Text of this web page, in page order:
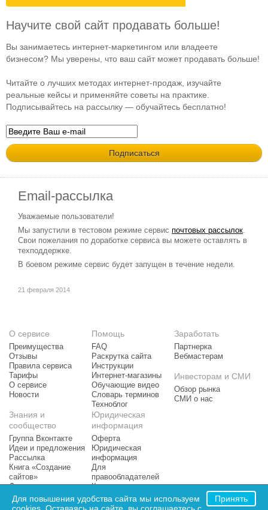
Научите свой сайт продавать больше!
Вы занимаетесь интернет-маркетингом или владеете
бизнесом? Мы уверены, что ваш сайт может продавать больше!
Читайте о лучших методах интернет-продаж, изучайте
реальные кейсы и применяйте советы на практике.
Подписывайтесь на рассылку — обучайтесь бесплатно!
Email-рассылка
Уважаемые пользователи!
Мы запустили в тестовом режиме сервис почтовых рассылок.
Свои пожелания по доработке сервиса вы можете оставлять в
техподдержке.
В боевом режиме сервис будет запущен в течение недели.
21 февраля 2014
О сервисе
Преимущества
Отзывы
Правила сервиса
Тарифы
О сервисе
Новости
Помощь
FAQ
Раскрутка сайта
Инструкции
Интернет-магазины
Обучающие видео
Словарь терминов
Техноблог
Заработать
Партнерка
Вебмастерам
Инвесторам и СМИ
Обзор рынка
СМИ о нас
Знания и
сообщество
Группа Вконтакте
Идеи и предложения
Рассылка
Книга «Создание
сайтов»
Доска почета
Рейтинг сайтов
Юридическая
информация
Оферта
Юридическая
информация
Для
правообладателей
Контактная
информация
Принять
Для повышения удобства сайта мы используем